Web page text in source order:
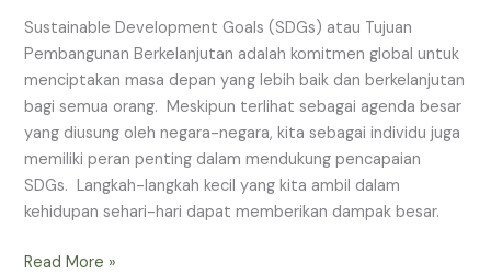
Sustainable Development Goals (SDGs) atau Tujuan
Pembangunan Berkelanjutan adalah komitmen global untuk
menciptakan masa depan yang lebih baik dan berkelanjutan
bagi semua orang. Meskipun terlihat sebagai agenda besar
yang diusung oleh negara-negara, kita sebagai individu juga
memiliki peran penting dalam mendukung pencapaian
SDGs. Langkah-langkah kecil yang kita ambil dalam
kehidupan sehari-hari dapat memberikan dampak besar.
Read More »